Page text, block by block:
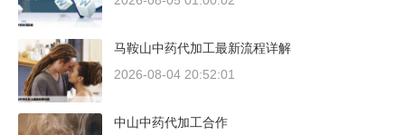
马鞍山中药代加工最新流程详解
2026-08-04 20:52:01
中山中药代加工合作